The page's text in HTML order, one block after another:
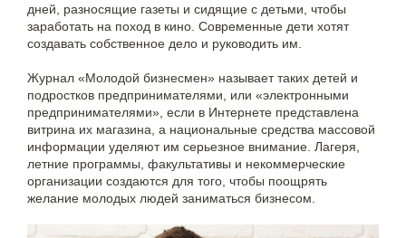
дней, разносящие газеты и сидящие с детьми, чтобы
заработать на поход в кино. Современные дети хотят
создавать собственное дело и руководить им.
Журнал «Молодой бизнесмен» называет таких детей и
подростков предпринимателями, или «электронными
предпринимателями», если в Интернете представлена
витрина их магазина, а национальные средства массовой
информации уделяют им серьезное внимание. Лагеря,
летние программы, факультативы и некоммерческие
организации создаются для того, чтобы поощрять
желание молодых людей заниматься бизнесом.